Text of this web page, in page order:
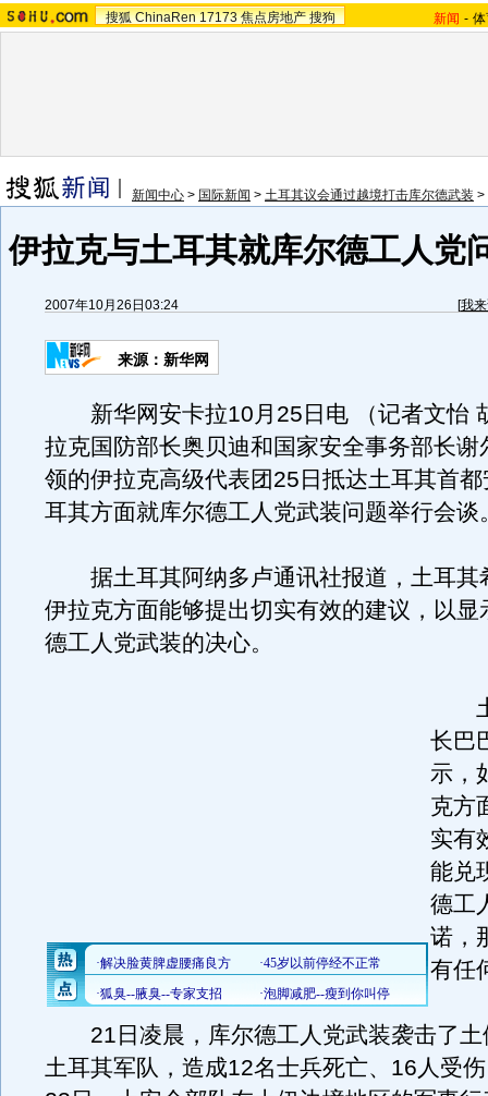
搜狐 ChinaRen 17173 焦点房地产 搜狗 新闻 -
新闻中心 > 国际新闻 > 土耳其议会通过越境打击库尔德武装 >
伊拉克与土耳其就库尔德工人党
2007年10月26日03:24 [我
来源：新华网
新华网安卡拉10月25日电 （记者文怡
拉克国防部长奥贝迪和国家安全事务部长谢
领的伊拉克高级代表团25日抵达土耳其首
耳其方面就库尔德工人党武装问题举行会谈
据土耳其阿纳多卢通讯社报道，土耳其
伊拉克方面能够提出切实有效的建议，以显
德工人党武装的决心。
土
长巴
示，
克方
实有
能兑
德工
诺，
有任
21日凌晨，库尔德工人党武装袭击了土
土耳其军队，造成12名士兵死亡、16人受